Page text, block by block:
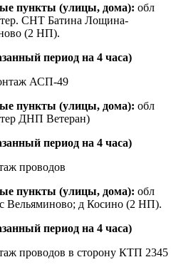
пункты (улицы, дома): обл
СНТ Батина Лощина-
(2 НП).
период на 4 часа)
АСП-49
пункты (улицы, дома): обл
ДНП Ветеран)
период на 4 часа)
проводов
пункты (улицы, дома): обл
Вельяминово; д Косино (2 НП).
период на 4 часа)
проводов в сторону КТП 2345